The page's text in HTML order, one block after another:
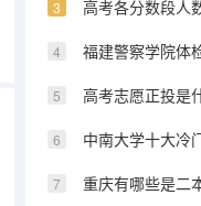
福建警察学院体
高考志愿正投是
重庆有哪些是二